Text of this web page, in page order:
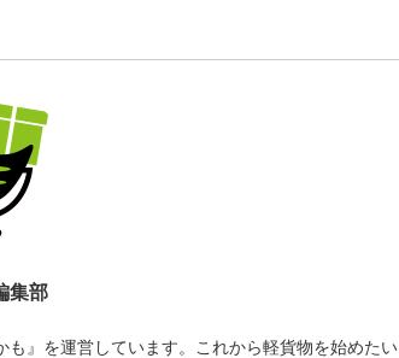
集部
』を運営しています。これから軽貨物を始めたい